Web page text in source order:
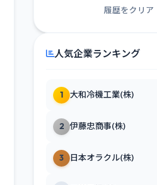
履歴をクリア
人気企業ランキング
1 大和冷機工業(株)
2 伊藤忠商事(株)
3 日本オラクル(株)